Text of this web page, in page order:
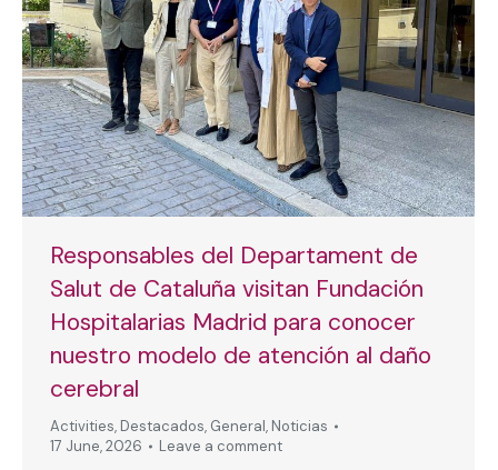
Responsables del Departament de
Salut de Cataluña visitan Fundación
Hospitalarias Madrid para conocer
nuestro modelo de atención al daño
cerebral
Activities, Destacados, General, Noticias
17 June, 2026
Leave a comment